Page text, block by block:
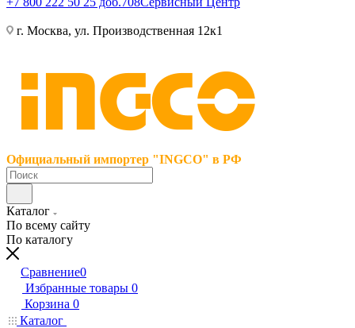
г. Москва, ул. Производственная 12к1
Официальный импортер "INGCO" в РФ
Каталог
По всему сайту
По каталогу
Сравнение0
Избранные товары 0
Корзина 0
Каталог